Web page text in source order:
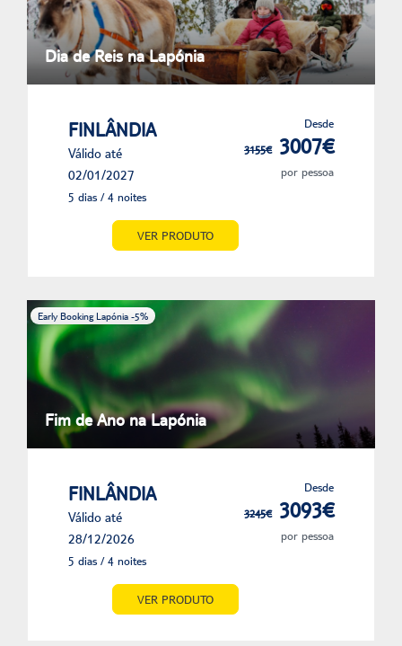
Dia de Reis na Lapónia
FINLÂNDIA
Válido até
02/01/2027
5 dias / 4 noites
Desde
3155€ 3007€
por pessoa
VER PRODUTO
Early Booking Lapónia -5%
Fim de Ano na Lapónia
FINLÂNDIA
Válido até
28/12/2026
5 dias / 4 noites
Desde
3245€ 3093€
por pessoa
VER PRODUTO